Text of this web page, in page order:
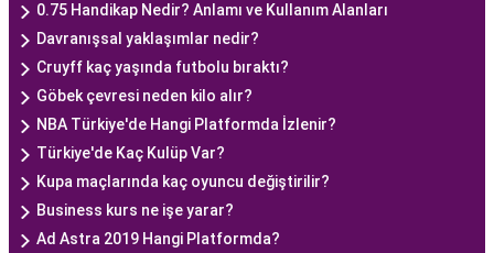
0.75 Handikap Nedir? Anlamı ve Kullanım Alanları
Davranışsal yaklaşımlar nedir?
Cruyff kaç yaşında futbolu bıraktı?
Göbek çevresi neden kilo alır?
NBA Türkiye'de Hangi Platformda İzlenir?
Türkiye'de Kaç Kulüp Var?
Kupa maçlarında kaç oyuncu değiştirilir?
Business kurs ne işe yarar?
Ad Astra 2019 Hangi Platformda?